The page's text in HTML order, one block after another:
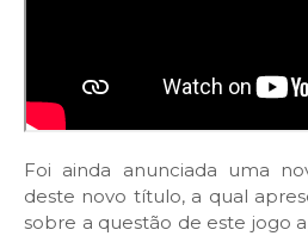
Foi ainda anunciada uma
deste novo título, a qual
sobre a questão de este jogo